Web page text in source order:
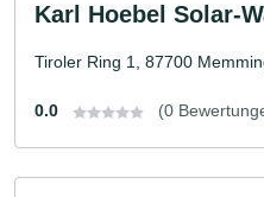
Karl Hoebel Solar-
Tiroler Ring 1, 87700
0.0 (0